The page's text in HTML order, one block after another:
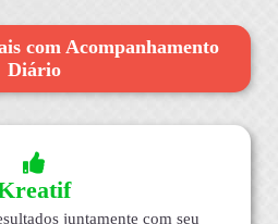
com Acompanhamento
Diário
juntamente com seu